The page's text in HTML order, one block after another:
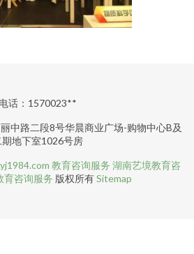
电话：1570023**
中路二段8号华晨商业广场-购物中心B及
期地下室1026号房
教育咨询服务 湖南艺境教育咨
育咨询服务 版权所有Sitemap